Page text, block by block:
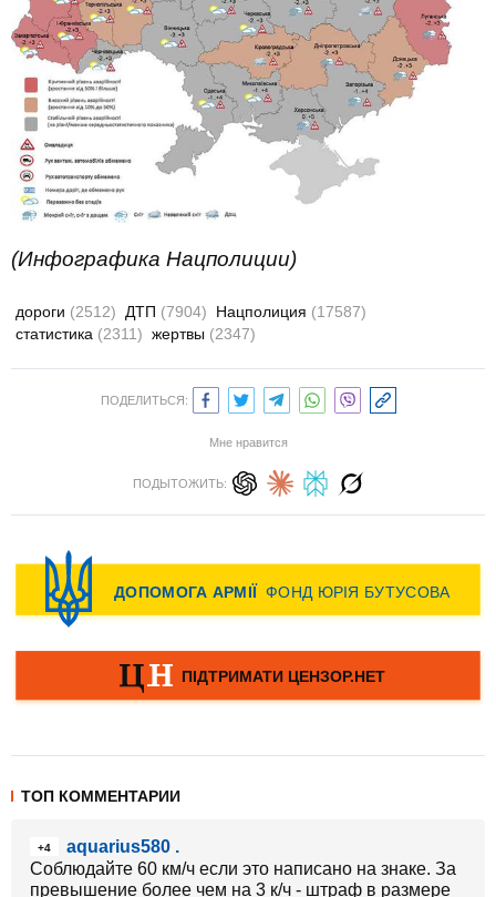
(Инфографика Нацполиции)
дороги (2512) ДТП (7904) Нацполиция (17587)
статистика (2311) жертвы (2347)
ПОДЕЛИТЬСЯ:
Мне нравится
ПОДЫТОЖИТЬ:
ТОП КОММЕНТАРИИ
+4
aquarius580 .
Соблюдайте 60 км/ч если это написано на знаке. За
превышение более чем на 3 к/ч - штраф в размере